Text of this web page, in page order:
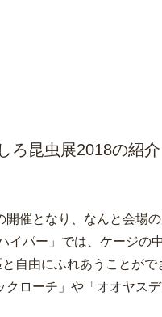
ろ昆虫展2018の紹介
催となり、なんと会場の
イパー」では、ケージの
自由にふれあうことがで
ローチ」や「オオヤス